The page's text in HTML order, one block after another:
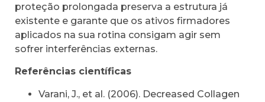
proteção prolongada preserva a estrutura já
existente e garante que os ativos firmadores
aplicados na sua rotina consigam agir sem
sofrer interferências externas.
Referências científicas
Varani, J., et al. (2006). Decreased Collagen